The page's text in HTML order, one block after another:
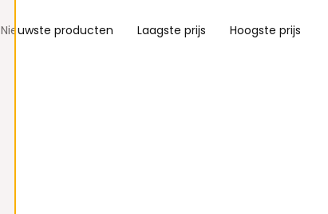
Nieuwste producten Laagste prijs Hoogste prijs